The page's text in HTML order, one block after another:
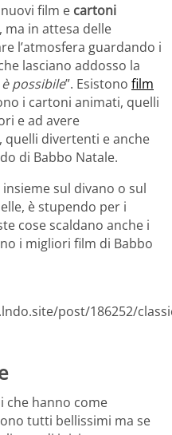
film e cartoni
in attesa delle
l’atmosfera guardando i
lasciano addosso la
possibile”. Esistono film
i cartoni animati, quelli
e ad avere
divertenti e anche
di Babbo Natale.
sul divano o sul
è stupendo per i
cose scaldano anche i
i migliori film di Babbo
post/186252/
che hanno come
tutti bellissimi ma se